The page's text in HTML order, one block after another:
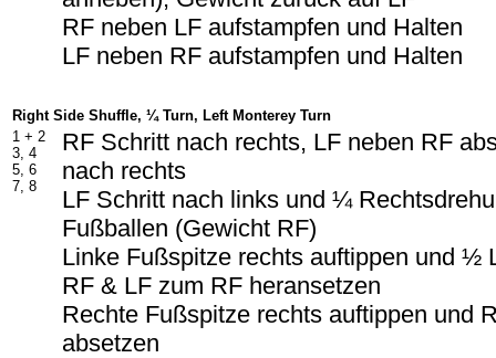
RF neben LF aufstampfen und Halten
LF neben RF aufstampfen und Halten
Right Side Shuffle, ¼ Turn, Left Monterey Turn
1 + 2
3, 4
5, 6
7, 8
RF Schritt nach rechts, LF neben RF
nach rechts
LF Schritt nach links und ¼
Fußballen (Gewicht RF)
Linke Fußspitze rechts auftippen und ½
RF & LF zum RF heransetzen
Rechte Fußspitze rechts auftippen und
absetzen